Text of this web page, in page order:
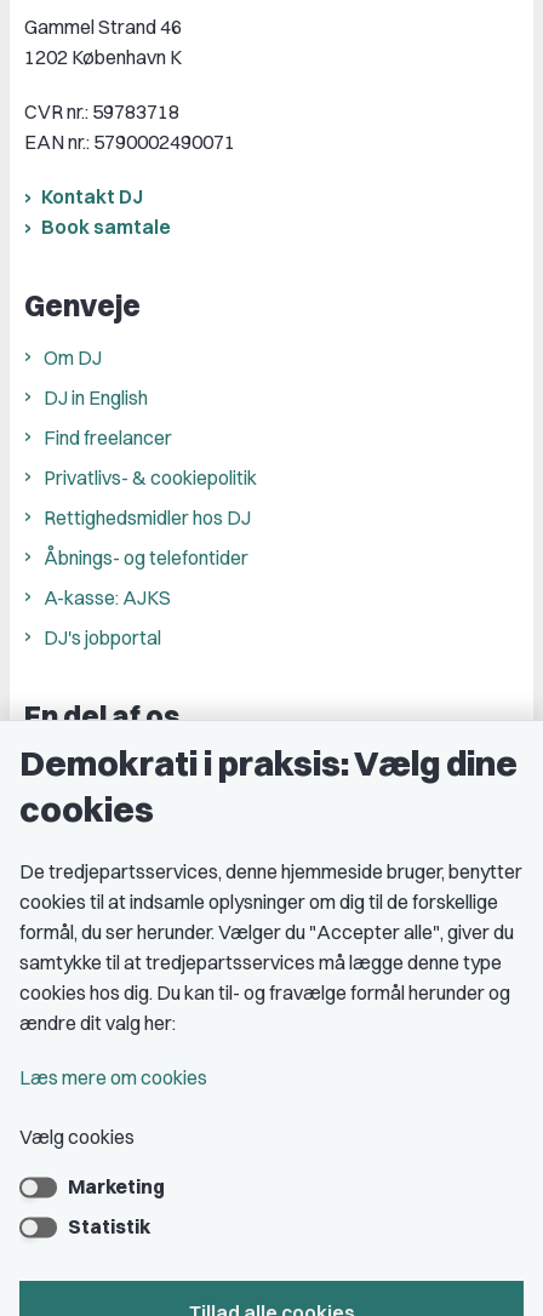
Gammel Strand 46
1202 København K
CVR nr.: 59783718
EAN nr.: 5790002490071
Kontakt DJ
Book samtale
Genveje
Om DJ
DJ in English
Find freelancer
Privatlivs- & cookiepolitik
Rettighedsmidler hos DJ
Åbnings- og telefontider
A-kasse: AJKS
DJ's jobportal
En del af os
Grupper og kredse
Studenterorganisationer
Medlemskab
Fordele som medlem
Kontingent
Bliv medlem
Demokrati i praksis: Vælg dine
cookies
De tredjepartsservices, denne hjemmeside bruger, benytter
cookies til at indsamle oplysninger om dig til de forskellige
formål, du ser herunder. Vælger du "Accepter alle", giver du
samtykke til at tredjepartsservices må lægge denne type
cookies hos dig. Du kan til- og fravælge formål herunder og
ændre dit valg her:
Læs mere om cookies
Vælg cookies
Marketing
Statistik